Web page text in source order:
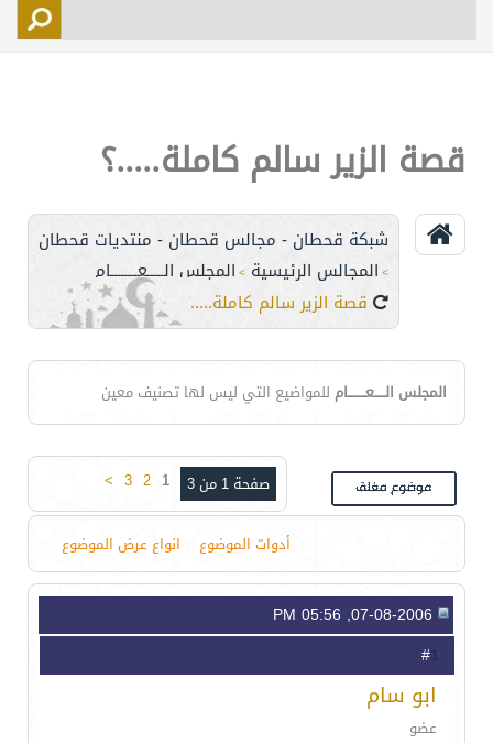
اتصل بنا
قصة الزير سالم كاملة.....؟
شبكة قحطان - مجالس قحطان - منتديات قحطان
> المجالس الرئيسية > المجلس الـــــعــــــــام
قصة الزير سالم كاملة.....؟
المجلس الـــــعــــــــام للمواضيع التي ليس لها تصنيف معين
صفحة 1 من 3 1
2
3
>
أدوات الموضوع انواع عرض الموضوع
1
ابو سام
عضو